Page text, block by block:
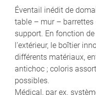
Éventail inédit de
table – mur –
support. En fonction
l'extérieur, le boîtier
différents matériaux,
antichoc ; coloris
possibles.
Médical, par ex.